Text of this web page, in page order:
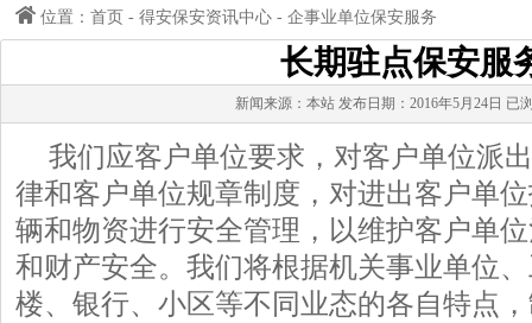
位置：首页 - 得安保安资讯中心 - 企事业单位保安服务
长期驻点保安服
新闻来源：本站 发布日期：2016年5月24日 已
我们应客户单位要求，对客户单位派
律和客户单位规章制度，对进出客户单
辆和物资进行安全管理，以维护客户单
和财产安全。我们将根据机关事业单位
楼、银行、小区等不同业态的各自特点